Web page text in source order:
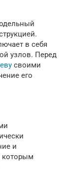
в себя
узлов. Перед
своими
его
и
которым